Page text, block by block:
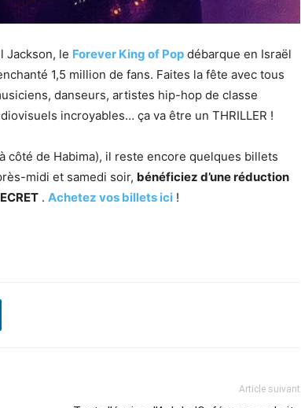
Jackson, le Forever King of Pop débarque en Israël
1,5 million de fans. Faites la fête avec tous
danseurs, artistes hip-hop de classe
incroyables… ça va être un THRILLER !
côté de Habima), il reste encore quelques billets
midi et samedi soir, bénéficiez d’une réduction
. Achetez vos billets ici !
Article suivant